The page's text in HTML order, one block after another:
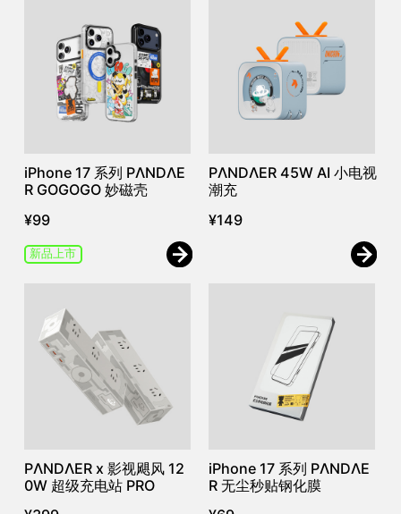
iPhone 17 系列 PΛNDΛE
R GOGOGO 妙磁壳
¥99
新品上市
PΛNDΛER 45W AI 小电视
潮充
¥149
PΛNDΛER x 影视飓风 12
0W 超级充电站 PRO
iPhone 17 系列 PΛNDΛE
R 无尘秒贴钢化膜